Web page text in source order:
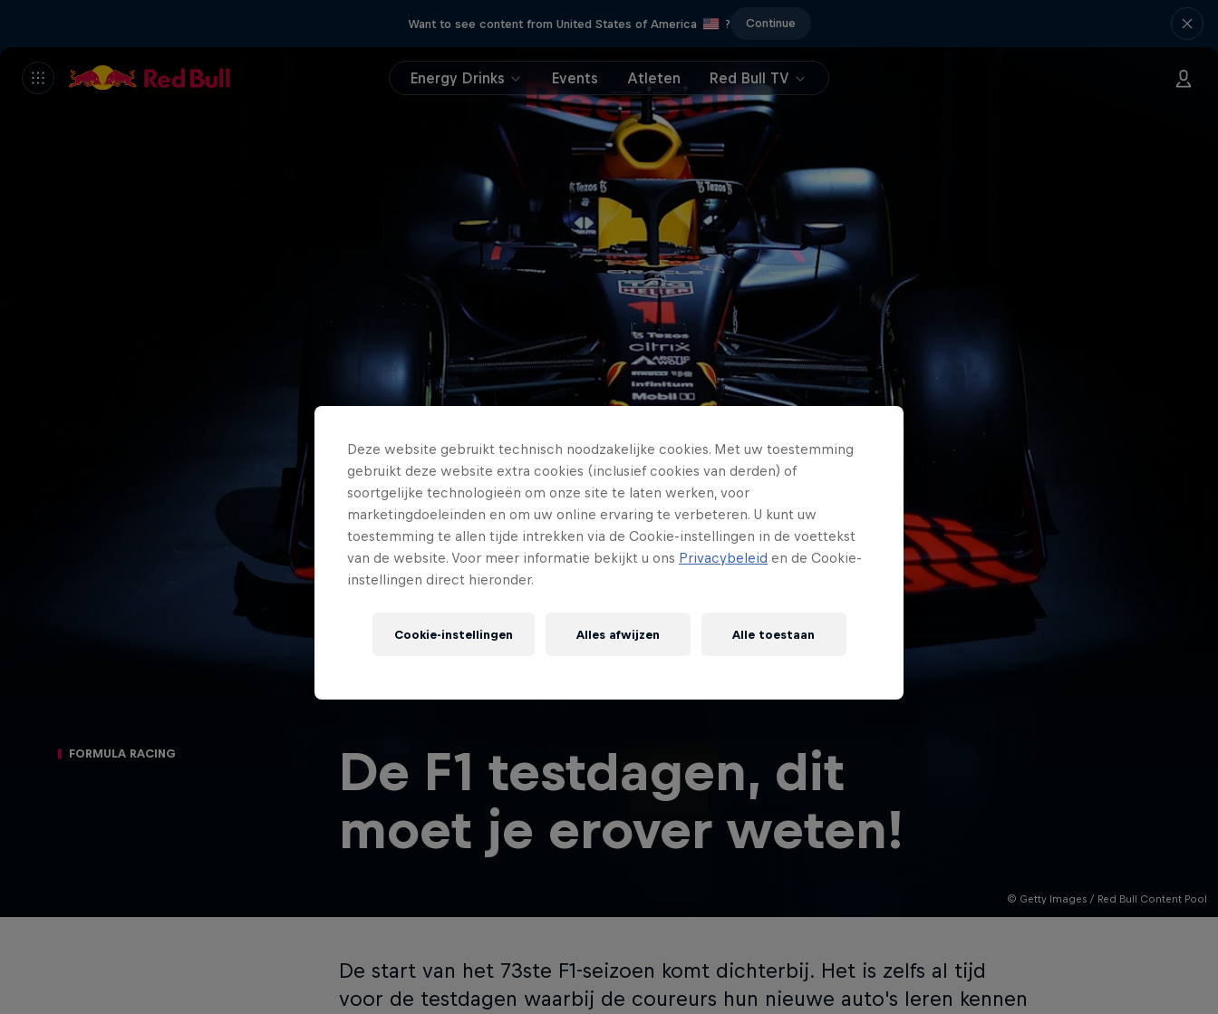
Want to see content from United States of America ? Continue
Energy Drinks Events Atleten Red Bull TV
© Getty Images / Red Bull Content Pool
FORMULA RACING
De F1 testdagen, dit
moet je erover weten!
De start van het 73ste F1-seizoen komt dichterbij. Het is zelfs al tijd
voor de testdagen waarbij de coureurs hun nieuwe auto's leren kennen
Deze website gebruikt technisch noodzakelijke cookies. Met uw toestemming
gebruikt deze website extra cookies (inclusief cookies van derden) of
soortgelijke technologieën om onze site te laten werken, voor
marketingdoeleinden en om uw online ervaring te verbeteren. U kunt uw
toestemming te allen tijde intrekken via de Cookie-instellingen in de voettekst
van de website. Voor meer informatie bekijkt u ons Privacybeleid en de Cookie-
instellingen direct hieronder.
Cookie-instellingen Alles afwijzen Alle toestaan